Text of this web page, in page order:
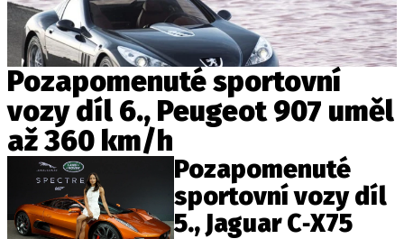
EKONOMIKA
ČESKÝ TRH
TUNING
PROFI
ELEKTRO
NOVINKY ZE SVĚTA EV
TESTY ELEKTROMOBILŮ
TRH S ELEKTROMOBILY
Pozapomenuté sportovní
vozy díl 6., Peugeot 907 uměl
až 360 km/h
Pozapomenuté
sportovní vozy díl
5., Jaguar C‑X75